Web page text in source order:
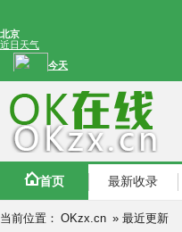
首页 最新收录
当前位置： OKzx.cn » 最近更新